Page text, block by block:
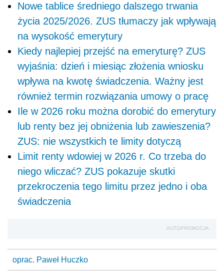
Nowe tablice średniego dalszego trwania
życia 2025/2026. ZUS tłumaczy jak wpływają
na wysokość emerytury
Kiedy najlepiej przejść na emeryturę? ZUS
wyjaśnia: dzień i miesiąc złożenia wniosku
wpływa na kwotę świadczenia. Ważny jest
również termin rozwiązania umowy o pracę
Ile w 2026 roku można dorobić do emerytury
lub renty bez jej obniżenia lub zawieszenia?
ZUS: nie wszystkich te limity dotyczą
Limit renty wdowiej w 2026 r. Co trzeba do
niego wliczać? ZUS pokazuje skutki
przekroczenia tego limitu przez jedno i oba
świadczenia
AUTOPROMOCJA
oprac. Paweł Huczko